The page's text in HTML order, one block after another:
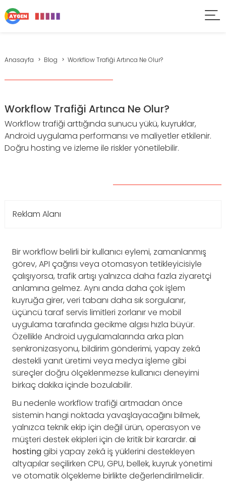
Anasayfa Blog Workflow Trafiği Artınca Ne Olur?
Workflow Trafiği Artınca Ne Olur?
Workflow trafiği arttığında sunucu yükü, kuyruklar,
Android uygulama performansı ve maliyetler etkilenir.
Doğru hosting ve izleme ile riskler yönetilebilir.
Reklam Alanı
Bir workflow belirli bir kullanıcı eylemi, zamanlanmış
görev, API çağrısı veya otomasyon tetikleyicisiyle
çalışıyorsa, trafik artışı yalnızca daha fazla ziyaretçi
anlamına gelmez. Aynı anda daha çok işlem
kuyruğa girer, veri tabanı daha sık sorgulanır,
üçüncü taraf servis limitleri zorlanır ve mobil
uygulama tarafında gecikme algısı hızla büyür.
Özellikle Android uygulamalarında arka plan
senkronizasyonu, bildirim gönderimi, yapay zekâ
destekli yanıt üretimi veya medya işleme gibi
süreçler doğru ölçeklenmezse kullanıcı deneyimi
birkaç dakika içinde bozulabilir.
Bu nedenle workflow trafiği artmadan önce
sistemin hangi noktada yavaşlayacağını bilmek,
yalnızca teknik ekip için değil ürün, operasyon ve
müşteri destek ekipleri için de kritik bir karardır. ai
hostinggibi yapay zekâ iş yüklerini destekleyen
altyapılar seçilirken CPU, GPU, bellek, kuyruk yönetimi
ve otomatik ölçekleme birlikte değerlendirilmelidir.